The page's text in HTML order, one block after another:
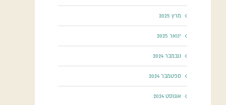
מרץ 2025
ינואר 2025
נובמבר 2024
ספטמבר 2024
אוגוסט 2024